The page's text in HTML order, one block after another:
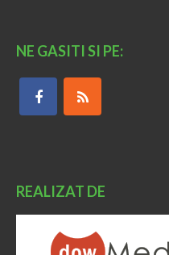
NE GASITI SI PE:
REALIZAT DE